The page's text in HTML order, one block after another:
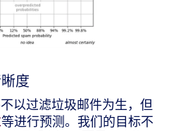
度
不以过滤垃圾邮件为生，但
等进行预测。我们的目标不